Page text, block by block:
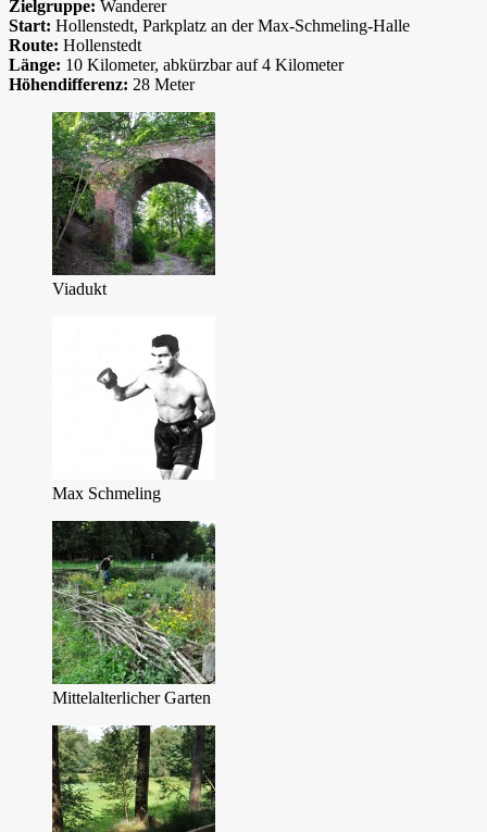
Zielgruppe: Wanderer
Start: Hollenstedt, Parkplatz an der Max-Schmeling-Halle
Route: Hollenstedt
Länge: 10 Kilometer, abkürzbar auf 4 Kilometer
Höhendifferenz: 28 Meter
Viadukt
Max Schmeling
Mittelalterlicher Garten